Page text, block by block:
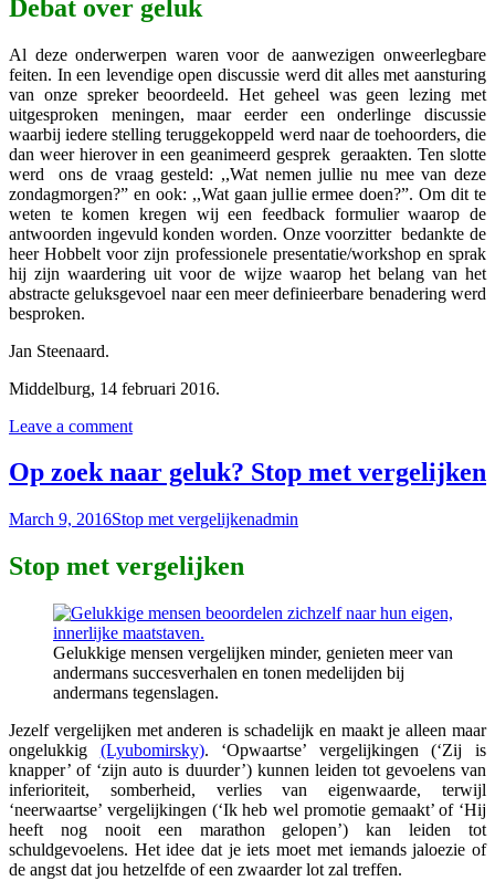
Debat over geluk
Al deze onderwerpen waren voor de aanwezigen onweerlegbare
feiten. In een levendige open discussie werd dit alles met aansturing
van onze spreker beoordeeld. Het geheel was geen lezing met
uitgesproken meningen, maar eerder een onderlinge discussie
waarbij iedere stelling teruggekoppeld werd naar de toehoorders, die
dan weer hierover in een geanimeerd gesprek geraakten. Ten slotte
werd ons de vraag gesteld: ,,Wat nemen jullie nu mee van deze
zondagmorgen?” en ook: ,,Wat gaan jullie ermee doen?”. Om dit te
weten te komen kregen wij een feedback formulier waarop de
antwoorden ingevuld konden worden. Onze voorzitter bedankte de
heer Hobbelt voor zijn professionele presentatie/workshop en sprak
hij zijn waardering uit voor de wijze waarop het belang van het
abstracte geluksgevoel naar een meer definieerbare benadering werd
besproken.
Jan Steenaard.
Middelburg, 14 februari 2016.
Leave a comment
Op zoek naar geluk? Stop met vergelijken
March 9, 2016Stop met vergelijkenadmin
Stop met vergelijken
Gelukkige mensen vergelijken minder, genieten meer van
andermans succesverhalen en tonen medelijden bij
andermans tegenslagen.
Jezelf vergelijken met anderen is schadelijk en maakt je alleen maar
ongelukkig (Lyubomirsky). ‘Opwaartse’ vergelijkingen (‘Zij is
knapper’ of ‘zijn auto is duurder’) kunnen leiden tot gevoelens van
inferioriteit, somberheid, verlies van eigenwaarde, terwijl
‘neerwaartse’ vergelijkingen (‘Ik heb wel promotie gemaakt’ of ‘Hij
heeft nog nooit een marathon gelopen’) kan leiden tot
schuldgevoelens. Het idee dat je iets moet met iemands jaloezie of
de angst dat jou hetzelfde of een zwaarder lot zal treffen.